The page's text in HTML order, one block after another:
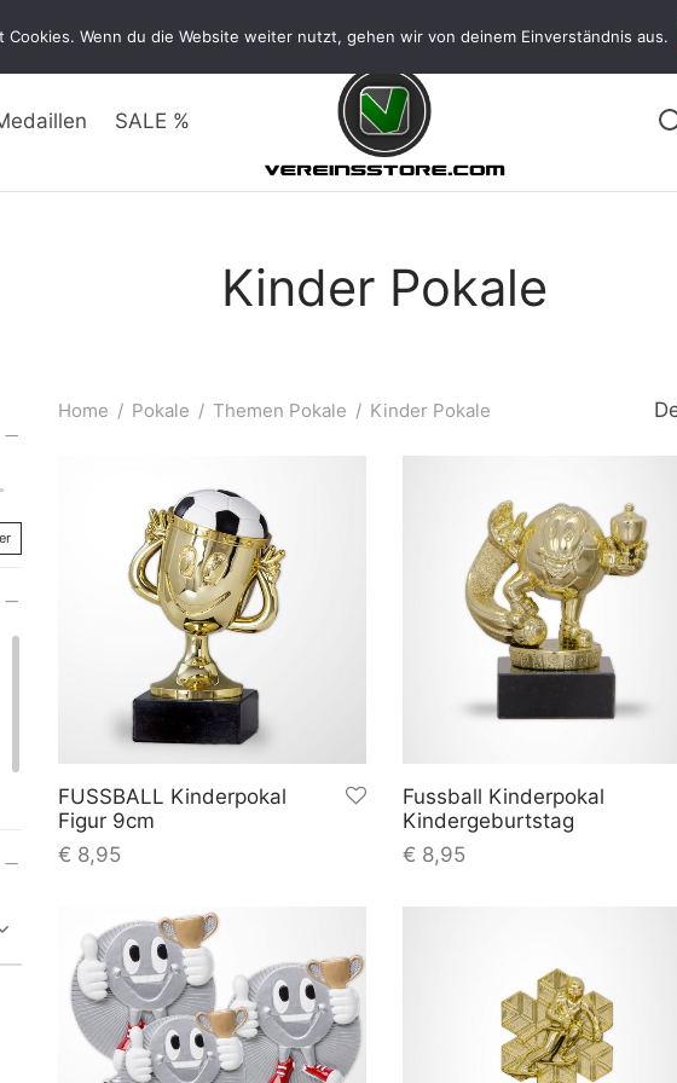
VERSAND FREI AB 150€
SALE %
Kinder Pokale
Min
Max
Home / Pokale / Themen Pokale / Kinder Pokale
FUSSBALL Kinderpokal
Figur 9cm
€ 8,95
MwSt. Versandkosten
Fussball Kinderpokal
Kindergeburtstag
€ 8,95
Cookies. Wenn du die Website weiter nutzt, gehen wir von deinem Einverständnis aus.